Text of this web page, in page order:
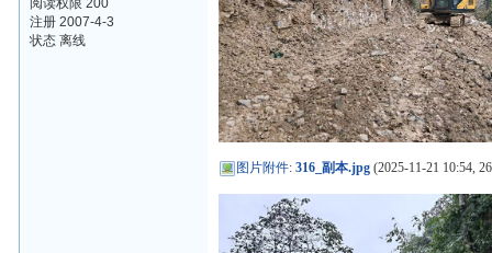
阅读权限 200
注册 2007-4-3
状态 离线
图片附件:316_副本.jpg (2025-11-21 10:54,